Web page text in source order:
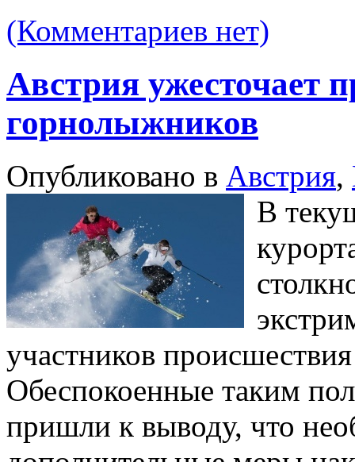
(Комментариев нет)
Австрия ужесточает
горнолыжников
Опубликовано в Австрия,
В
участников
Обеспокоенные таким
пришли к выводу, что